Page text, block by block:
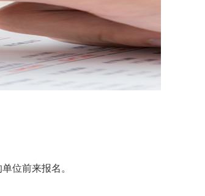
位前来报名。